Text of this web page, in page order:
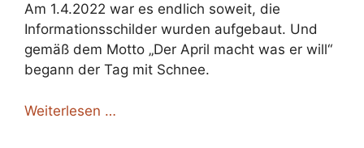
Am 1.4.2022 war es endlich soweit, die
Informationsschilder wurden aufgebaut. Und
gemäß dem Motto „Der April macht was er will“
begann der Tag mit Schnee.
Weiterlesen …